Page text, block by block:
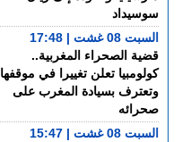
سوسيداد
السبت 08 غشت | 17:48
قضية الصحراء المغربية..
كولومبيا تعلن تغييرا في موقفها
وتعترف بسيادة المغرب على
صحرائه
السبت 08 غشت | 15:47